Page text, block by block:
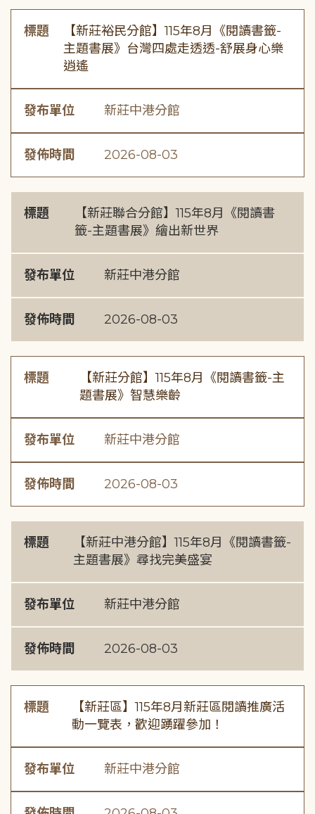
標題
【新莊裕民分館】115年8月《閱讀書籤-
主題書展》台灣四處走透透-舒展身心樂
逍遙
發布單位 新莊中港分館
發佈時間 2026-08-03
標題
【新莊聯合分館】115年8月《閱讀書
籤-主題書展》繪出新世界
發布單位 新莊中港分館
發佈時間 2026-08-03
標題
【新莊分館】115年8月《閱讀書籤-主
題書展》智慧樂齡
發布單位 新莊中港分館
發佈時間 2026-08-03
標題
【新莊中港分館】115年8月《閱讀書籤-
主題書展》尋找完美盛宴
發布單位 新莊中港分館
發佈時間 2026-08-03
標題
【新莊區】115年8月新莊區閱讀推廣活
動一覽表，歡迎踴躍參加！
發布單位 新莊中港分館